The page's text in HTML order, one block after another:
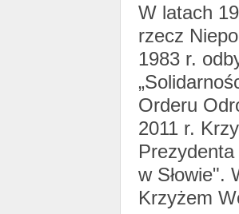
W latach
rzecz
1983 r.
Orderu
2011 r.
Prezydenta
w Słowie".
Krzyżem